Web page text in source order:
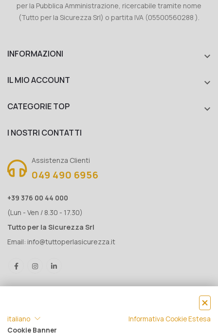
per la Pubblica Amministrazione, ricercabile tramite nome
(Tutto per la Sicurezza Srl) o partita IVA (05500560288 ).
INFORMAZIONI 
IL MIO ACCOUNT 
CATEGORIE TOP 
I NOSTRI CONTATTI
Assistenza Clienti
049 490 6956
+39 376 00 44 000
(Lun - Ven / 8.30 - 17.30)
Tutto per la Sicurezza Srl
Email: info@tuttoperlasicurezza.it
italiano
Informativa Cookie Estesa
Cookie Banner